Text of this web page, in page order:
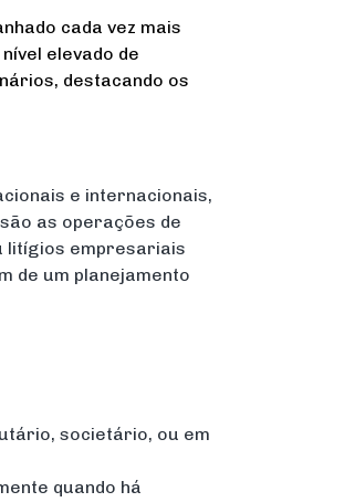
cada vez mais
elevado de
destacando os
e internacionais,
as operações de
litígios empresariais
de um planejamento
societário, ou em
quando há